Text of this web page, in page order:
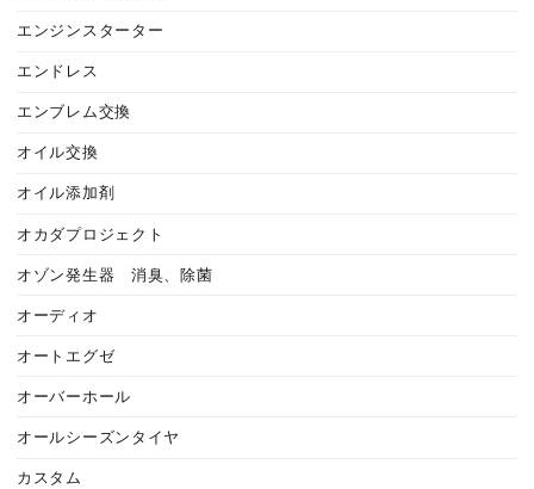
エンジンスターター
エンドレス
エンブレム交換
オイル交換
オイル添加剤
オカダプロジェクト
オゾン発生器 消臭、除菌
オーディオ
オートエグゼ
オーバーホール
オールシーズンタイヤ
カスタム